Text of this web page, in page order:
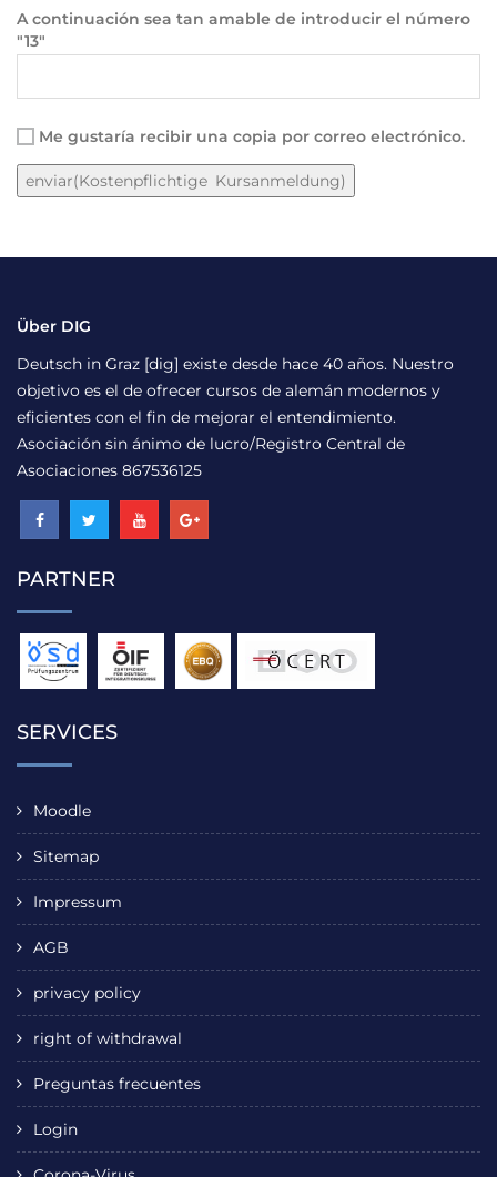
A continuación sea tan amable de introducir el número
"13"
Me gustaría recibir una copia por correo electrónico.
Über DIG
Deutsch in Graz [dig] existe desde hace 40 años. Nuestro
objetivo es el de ofrecer cursos de alemán modernos y
eficientes con el fin de mejorar el entendimiento.
Asociación sin ánimo de lucro/Registro Central de
Asociaciones 867536125
PARTNER
SERVICES
Moodle
Sitemap
Impressum
AGB
privacy policy
right of withdrawal
Preguntas frecuentes
Login